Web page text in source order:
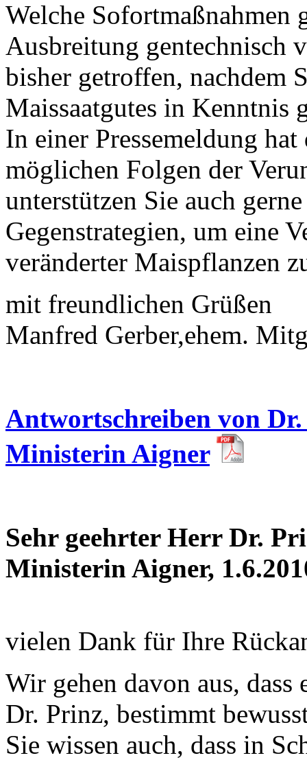
Welche Sofortmaßnahmen
Ausbreitung gentechnisch
bisher getroffen, nachdem
Maissaatgutes in Kenntnis
In einer Pressemeldung
möglichen Folgen der
unterstützen Sie auch
Gegenstrategien, um eine
veränderter Maispflanzen
mit freundlichen Grüßen
Manfred Gerber,ehem.
Antwortschreiben von
Ministerin Aigner
Sehr geehrter Herr Dr.
Ministerin Aigner,
vielen Dank für Ihre
Wir gehen davon aus, dass
Dr. Prinz, bestimmt
Sie wissen auch, dass in